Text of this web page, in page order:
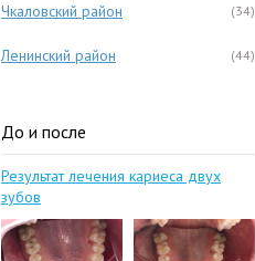
(34)
Чкаловский район
(44)
Ленинский район
До и после
Результат лечения кариеса двух
зубов